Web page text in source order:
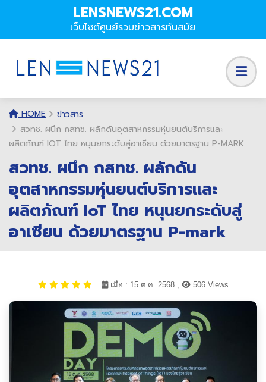
LENSNEWS21.COM
เว็บไซต์ศูนย์รวมข่าวสารทันสมัย
HOME
ข่าวสาร
สวทช. ผนึก กสทช. ผลักดันอุตสาหกรรมหุ่นยนต์บริการและ
ผลิตภัณฑ์ IOT ไทย หนุนยกระดับสู่อาเซียน ด้วยมาตรฐาน P-MARK
สวทช. ผนึก กสทช. ผลักดัน
อุตสาหกรรมหุ่นยนต์บริการและ
ผลิตภัณฑ์ IoT ไทย หนุนยกระดับสู่
อาเซียน ด้วยมาตรฐาน P-mark
เมื่อ : 15 ต.ค. 2568 , 506 Views